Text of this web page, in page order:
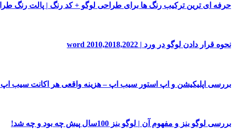
حرفه ای ترین ترکیب رنگ ها برای طراحی لوگو + کد رنگ | پالت رنگ
نحوه قرار دادن لوگو در ورد | word 2010,2018,2022
بررسی اپلیکیشن و اپ استور سیب اپ – هزینه واقعی هر اکانت سیب
بررسی لوگو بنز و مفهوم آن | لوگو بنز 100سال پیش چه بود و چه شد!